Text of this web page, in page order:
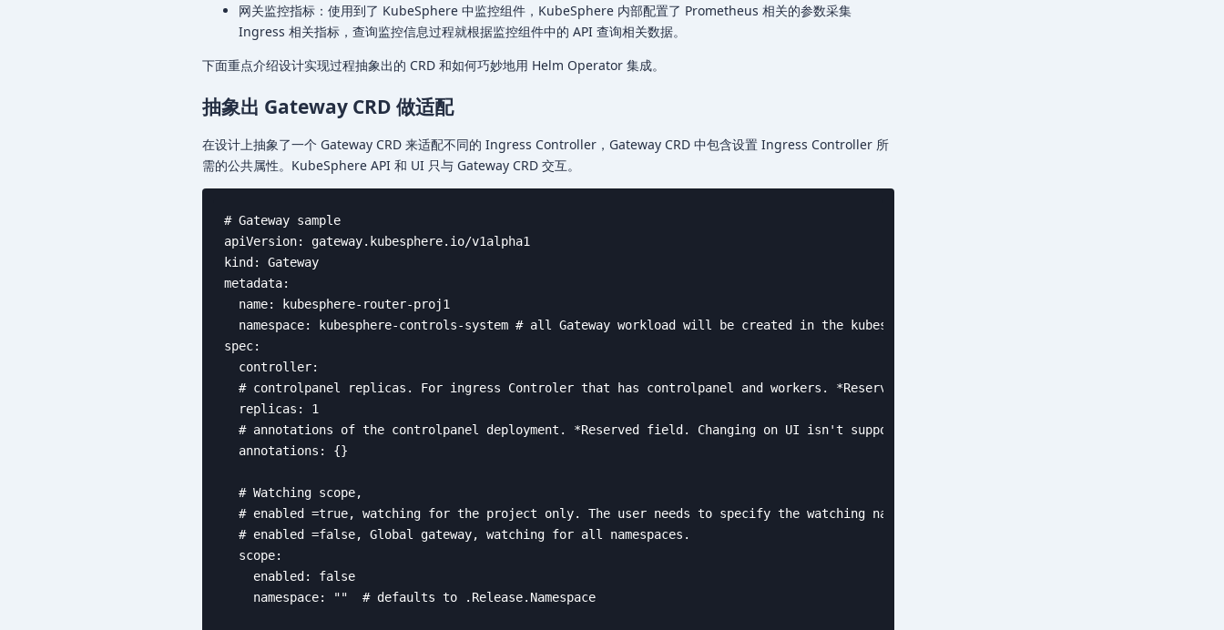
网关监控指标：使用到了 KubeSphere 中监控组件，KubeSphere 内部配置了 Prometheus 相关的参数采集
Ingress 相关指标，查询监控信息过程就根据监控组件中的 API 查询相关数据。
下面重点介绍设计实现过程抽象出的 CRD 和如何巧妙地用 Helm Operator 集成。
抽象出 Gateway CRD 做适配
在设计上抽象了一个 Gateway CRD 来适配不同的 Ingress Controller，Gateway CRD 中包含设置 Ingress Controller 所
需的公共属性。KubeSphere API 和 UI 只与 Gateway CRD 交互。
# Gateway sample
apiVersion: gateway.kubesphere.io/v1alpha1
kind: Gateway
metadata:
  name: kubesphere-router-proj1
namespace: kubesphere-controls-system # all Gateway workload will be created in the kubesphere-controls-system namespace by default.
spec:
  controller:
  # controlpanel replicas. For ingress Controler that has controlpanel and workers. *Reserved field. Changing on UI isn't supported yet.
  replicas: 1
  # annotations of the controlpanel deployment. *Reserved field. Changing on UI isn't supported yet.
  annotations: {}
  # Watching scope,
  # enabled =true, watching for the project only. The user needs to specify the watching namespace.
  # enabled =false, Global gateway, watching for all namespaces.
  scope:
    enabled: false
    namespace: ""  # defaults to .Release.Namespace